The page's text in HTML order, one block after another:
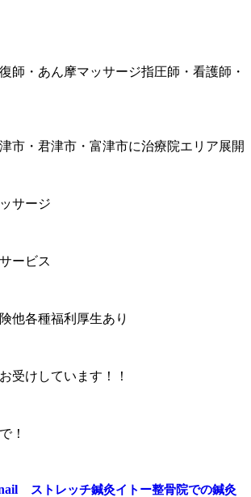
師・あん摩マッサージ指圧師・看護師・
市・君津市・富津市に治療院エリア展開
サージ
ービス
他各種福利厚生あり
受けしています！！
！
ストレッチ鍼灸イトー整骨院での鍼灸